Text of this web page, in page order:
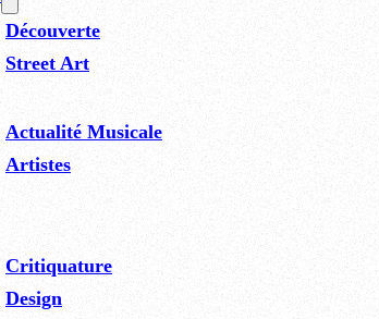
Découverte
Street Art
Actualité Musicale
Artistes
Critiquature
Design